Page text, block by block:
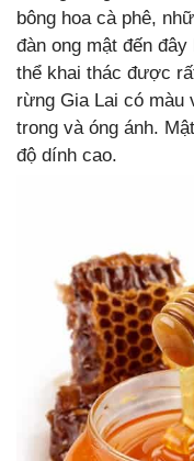
bông hoa cà phê,
đàn ong mật đến
thể khai thác được
rừng Gia Lai có màu
trong và óng ánh.
độ dính cao.